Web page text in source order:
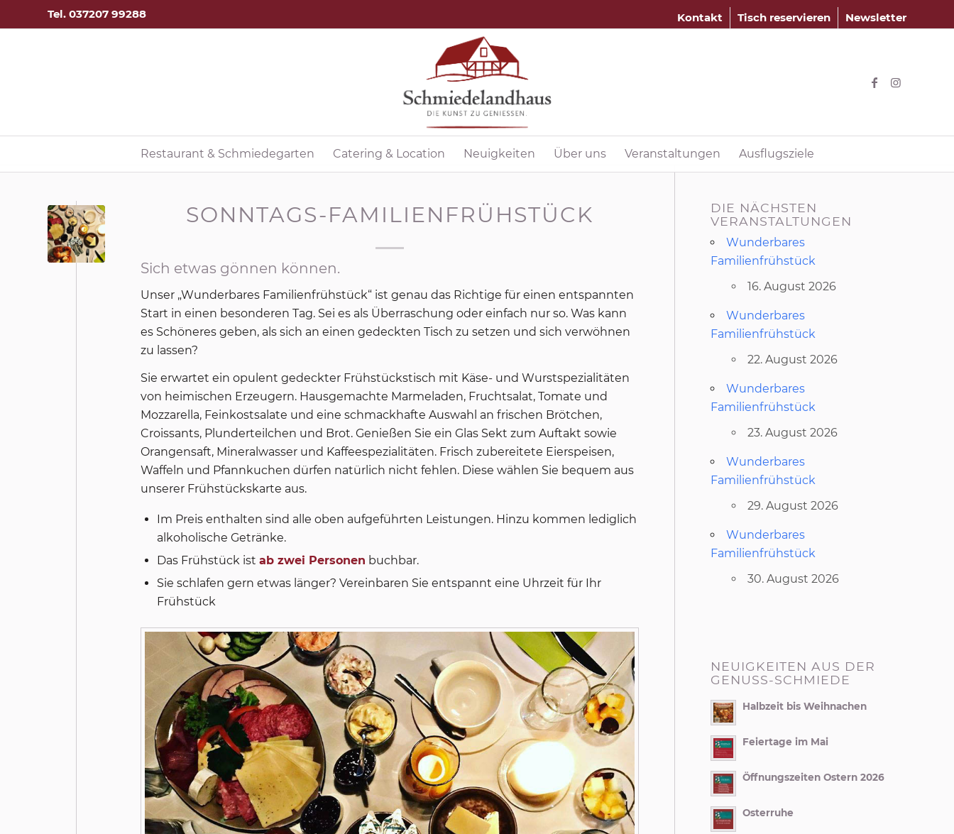
Kontakt Tisch reservieren Newsletter
Tel. 037207 99288
Restaurant & Schmiedegarten Catering & Location Neuigkeiten Über uns Veranstaltungen Ausflugsziele
SONNTAGS-FAMILIENFRÜHSTÜCK
Sich etwas gönnen können.
Unser „Wunderbares Familienfrühstück“ ist genau das Richtige für einen entspannten
Start in einen besonderen Tag. Sei es als Überraschung oder einfach nur so. Was kann
es Schöneres geben, als sich an einen gedeckten Tisch zu setzen und sich verwöhnen
zu lassen?
Sie erwartet ein opulent gedeckter Frühstückstisch mit Käse- und Wurstspezialitäten
von heimischen Erzeugern. Hausgemachte Marmeladen, Fruchtsalat, Tomate und
Mozzarella, Feinkostsalate und eine schmackhafte Auswahl an frischen Brötchen,
Croissants, Plunderteilchen und Brot. Genießen Sie ein Glas Sekt zum Auftakt sowie
Orangensaft, Mineralwasser und Kaffeespezialitäten. Frisch zubereitete Eierspeisen,
Waffeln und Pfannkuchen dürfen natürlich nicht fehlen. Diese wählen Sie bequem aus
unserer Frühstückskarte aus.
Im Preis enthalten sind alle oben aufgeführten Leistungen. Hinzu kommen lediglich
alkoholische Getränke.
Das Frühstück ist ab zwei Personen buchbar.
Sie schlafen gern etwas länger? Vereinbaren Sie entspannt eine Uhrzeit für Ihr
Frühstück
DIE NÄCHSTEN
VERANSTALTUNGEN
Wunderbares
Familienfrühstück
16. August 2026
Wunderbares
Familienfrühstück
22. August 2026
Wunderbares
Familienfrühstück
23. August 2026
Wunderbares
Familienfrühstück
29. August 2026
Wunderbares
Familienfrühstück
30. August 2026
NEUIGKEITEN AUS DER
GENUSS-SCHMIEDE
Halbzeit bis Weihnachen
Feiertage im Mai
Öffnungszeiten Ostern 2026
Osterruhe